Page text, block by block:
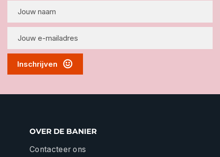
Inschrijven
OVER DE BANIER
Contacteer ons